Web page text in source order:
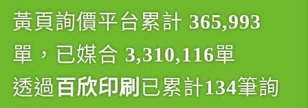
黃頁詢價平台累計 365,993
單，已媒合 3,310,116單
透過百欣印刷 已累計134筆詢